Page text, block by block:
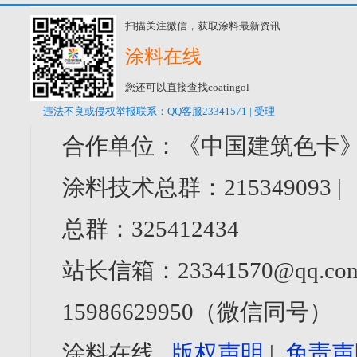
扫描关注微信，获取涂料最新资讯
涂料在线
您还可以直接查找coatingol
违法不良或侵权举报联系：QQ客服23341571 | 受理
合作单位：《中国建筑色卡
涂料技术总群：
总群：325412434
站长信箱：
15986629950（微信同号）